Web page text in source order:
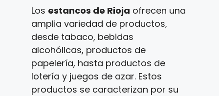
Los estancos de Rioja ofrecen una
amplia variedad de productos,
desde tabaco, bebidas
alcohólicas, productos de
papelería, hasta productos de
lotería y juegos de azar. Estos
productos se caracterizan por su